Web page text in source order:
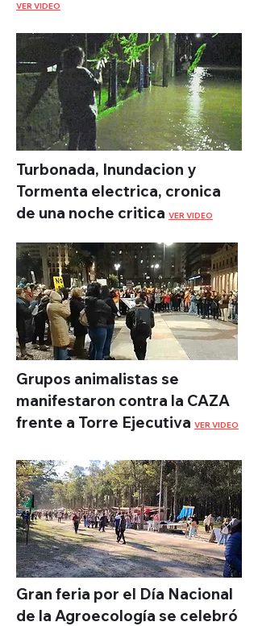
VER VIDEO
Turbonada, Inundacion y
Tormenta electrica, cronica
de una noche critica VER VIDEO
Grupos animalistas se
manifestaron contra la CAZA
frente a Torre Ejecutiva VER VIDEO
Gran feria por el Día Nacional
de la Agroecología se celebró